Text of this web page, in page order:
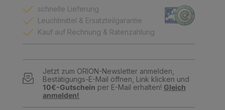
schnelle Lieferung
Leuchtmittel & Ersatzteilgarantie
Kauf auf Rechnung & Ratenzahlung
Jetzt zum ORION-Newsletter anmelden,
Bestätigungs-E-Mail öffnen, Link klicken und
10€-Gutschein per E-Mail erhalten! Gleich
anmelden!